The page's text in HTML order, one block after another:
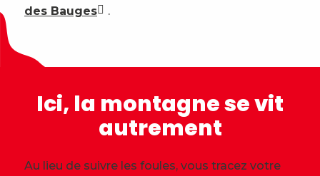
des Bauges
.
Ici, la montagne se vit
autrement
Au lieu de suivre les foules, vous tracez votre